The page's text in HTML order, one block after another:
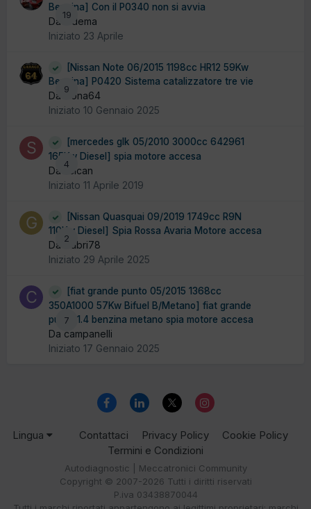
19
Benzina] Con il P0340 non si avvia
Da ludema
Iniziato 23 Aprile
9
[Nissan Note 06/2015 1198cc HR12 59Kw
Benzina] P0420 Sistema catalizzatore tre vie
Da Dona64
Iniziato 10 Gennaio 2025
4
[mercedes glk 05/2010 3000cc 642961
165Kw Diesel] spia motore accesa
Da scican
Iniziato 11 Aprile 2019
2
[Nissan Quasquai 09/2019 1749cc R9N
110Kw Diesel] Spia Rossa Avaria Motore accesa
Da Gabri78
Iniziato 29 Aprile 2025
7
[fiat grande punto 05/2015 1368cc
350A1000 57Kw Bifuel B/Metano] fiat grande
punto 1.4 benzina metano spia motore accesa
Da campanelli
Iniziato 17 Gennaio 2025
Lingua Contattaci Privacy Policy
Cookie Policy
Termini e Condizioni
Autodiagnostic | Meccatronici Community
Copyright © 2007-2026 Tutti i diritti riservati
P.iva 03438870044